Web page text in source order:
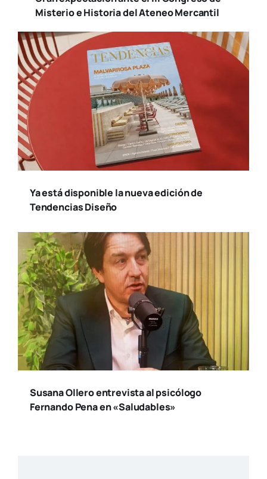
Misterio e Historia del Ateneo Mercantil
Ya está disponible la nueva edición de
Tendencias Diseño
Susana Ollero entrevista al psicólogo
Fernando Pena en «Saludables»